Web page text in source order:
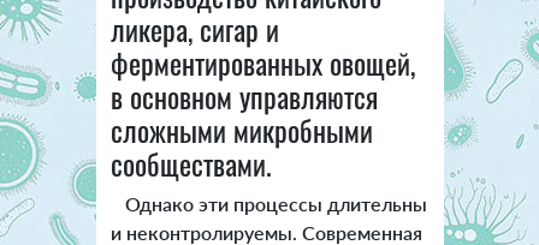
ликера, сигар и
ферментированных овощей,
в основном управляются
сложными микробными
сообществами.
Однако эти процессы длительны
и неконтролируемы. Современная